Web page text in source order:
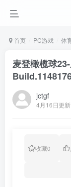
首页 PC游戏 体
麦登橄榄球
jctgf
4月16日更新
收藏0